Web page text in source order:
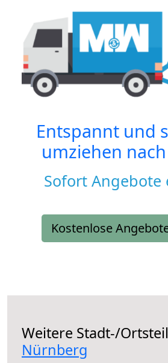
Entspannt und
umziehen nach
Sofort Angebote
Kostenlose
Weitere Stadt-/
Nürnberg